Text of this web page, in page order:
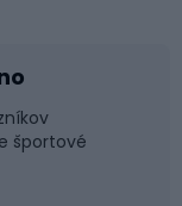
športové